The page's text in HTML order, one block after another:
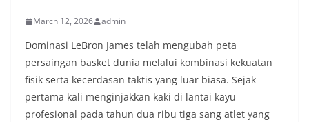
March 12, 2026 admin
Dominasi LeBron James telah mengubah peta
persaingan basket dunia melalui kombinasi kekuatan
fisik serta kecerdasan taktis yang luar biasa. Sejak
pertama kali menginjakkan kaki di lantai kayu
profesional pada tahun dua ribu tiga sang atlet yang